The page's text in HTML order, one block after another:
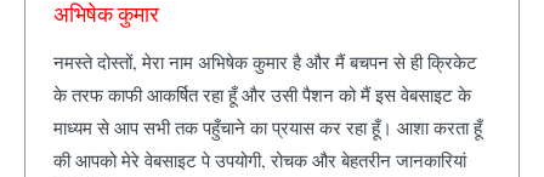
अभिषेक कुमार
नमस्ते दोस्तों, मेरा नाम अभिषेक कुमार है और मैं बचपन से ही क्रिकेट
के तरफ काफी आकर्षित रहा हूँ और उसी पैशन को मैं इस वेबसाइट के
माध्यम से आप सभी तक पहुँचाने का प्रयास कर रहा हूँ। आशा करता हूँ
की आपको मेरे वेबसाइट पे उपयोगी, रोचक और बेहतरीन जानकारियां